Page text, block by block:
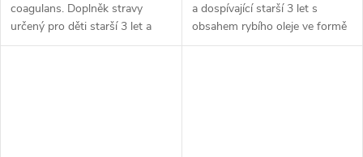
coagulans. Doplněk stravy
určený pro děti starší 3 let a
dospívající ve formě gumových
a dospívající starší 3 let s
obsahem rybího oleje ve formě
gumových tablet s příchutí.